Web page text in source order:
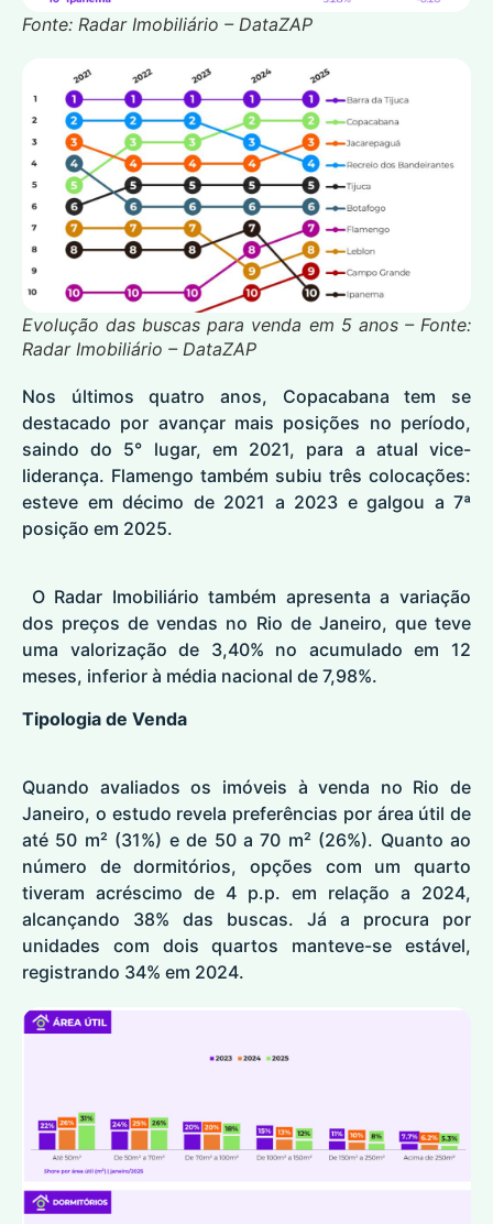
Fonte: Radar Imobiliário – DataZAP
Evolução das buscas para venda em 5 anos – Fonte:
Radar Imobiliário – DataZAP
Nos últimos quatro anos, Copacabana tem se
destacado por avançar mais posições no período,
saindo do 5° lugar, em 2021, para a atual vice-
liderança. Flamengo também subiu três colocações:
esteve em décimo de 2021 a 2023 e galgou a 7ª
posição em 2025.
O Radar Imobiliário também apresenta a variação
dos preços de vendas no Rio de Janeiro, que teve
uma valorização de 3,40% no acumulado em 12
meses, inferior à média nacional de 7,98%.
Tipologia de Venda
Quando avaliados os imóveis à venda no Rio de
Janeiro, o estudo revela preferências por área útil de
até 50 m² (31%) e de 50 a 70 m² (26%). Quanto ao
número de dormitórios, opções com um quarto
tiveram acréscimo de 4 p.p. em relação a 2024,
alcançando 38% das buscas. Já a procura por
unidades com dois quartos manteve-se estável,
registrando 34% em 2024.